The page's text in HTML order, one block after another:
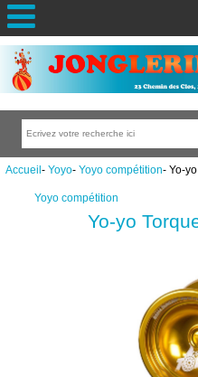
Accueil- Yoyo- Yoyo compétition- Yo-
Yoyo compétition
Yo-yo